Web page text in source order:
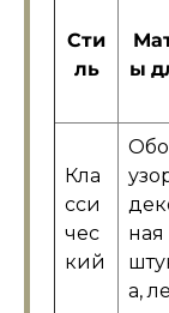
Сти
ль
ы
Кла
сси
чес
кий
ная
а,